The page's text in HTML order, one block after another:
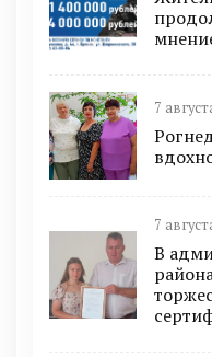
7
7
В